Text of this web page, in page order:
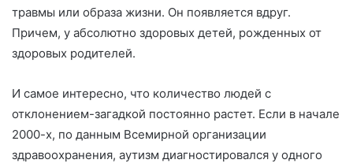
травмы или образа жизни. Он появляется вдруг.
Причем, у абсолютно здоровых детей, рожденных от
здоровых родителей.
И самое интересно, что количество людей с
отклонением-загадкой постоянно растет. Если в начале
2000-х, по данным Всемирной организации
здравоохранения, аутизм диагностировался у одного